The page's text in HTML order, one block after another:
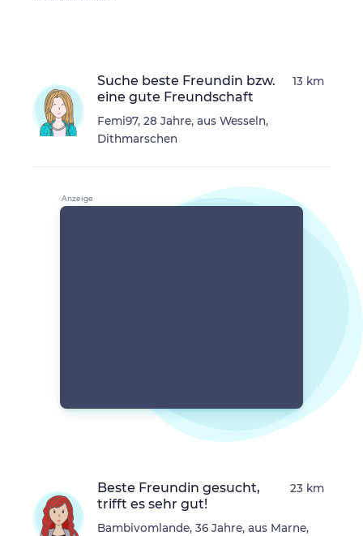
Suche beste Freundin bzw.
eine gute Freundschaft
Femi97, 28 Jahre, aus Wesseln,
Dithmarschen
13 km
Beste Freundin gesucht,
trifft es sehr gut!
Bambivomlande, 36 Jahre, aus Marne,
23 km